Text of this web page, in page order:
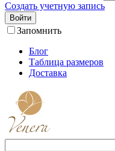
Создать учетную запись
Войти
Запомнить
Блог
Таблица размеров
Доставка